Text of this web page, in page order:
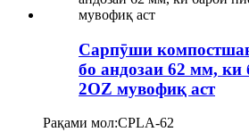
Сарпӯши
бо андозаи 62 мм, ки
2OZ мувофиқ аст
Рақами мол:CPLA-62